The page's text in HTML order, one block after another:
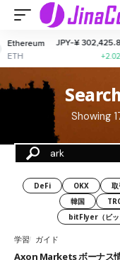
Ethereum
ETH
JPY-¥ 302,425.80
+2.02%
Showing
DeFi OKX 取
韓国
bitFlyer（ビッ
学習 ガイド
Axon Markets ボーナス